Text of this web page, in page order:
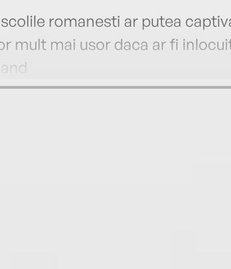
romanesti ar putea
mult mai usor daca ar fi